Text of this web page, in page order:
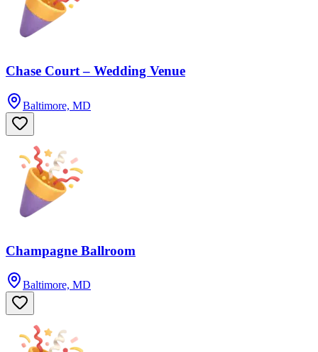
Chase Court – Wedding Venue
Baltimore, MD
Champagne Ballroom
Baltimore, MD